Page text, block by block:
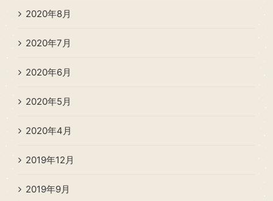
2020年8月
2020年7月
2020年6月
2020年5月
2020年4月
2019年12月
2019年9月